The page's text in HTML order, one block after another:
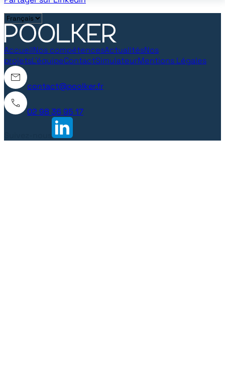
AccueilNos compétencesActualitésNos
projetsL'équipeContactSimulateurMentions Légales
contact@poolker.fr
02 98 36 95 17